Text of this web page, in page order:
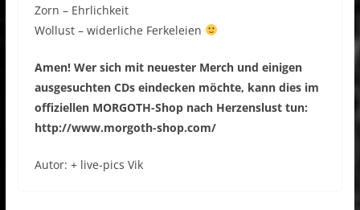
Zorn – Ehrlichkeit
Wollust – widerliche Ferkeleien
Amen! Wer sich mit neuester Merch und einigen
ausgesuchten CDs eindecken möchte, kann dies im
offiziellen MORGOTH-Shop nach Herzenslust tun:
http://www.morgoth-shop.com/
Autor: + live-pics Vik